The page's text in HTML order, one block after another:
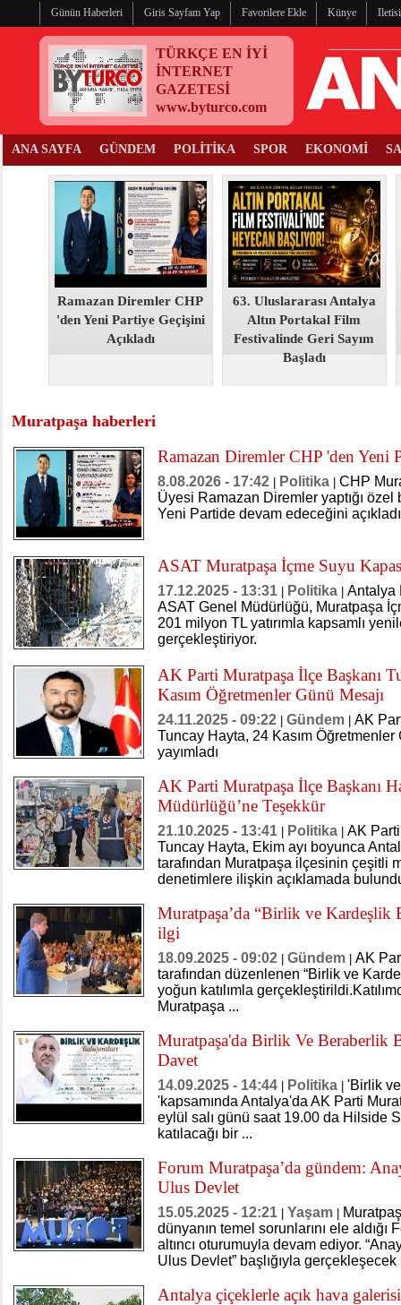
Günün Haberleri Giris Sayfam Yap Favorilere Ekle Künye
TÜRKÇE EN İYİ
İNTERNET
GAZETESİ
www.byturco.com
ANA SAYFA GÜNDEM POLİTİKA SPOR EKONOMİ
Ramazan Diremler CHP
'den Yeni Partiye Geçişini
Açıkladı
63. Uluslararası Antalya
Altın Portakal Film
Festivalinde Geri Sayım
Başladı
Muratpaşa haberleri
Ramazan Diremler CHP 'den Yeni
8.08.2026 - 17:42 Politika
CHP
Üyesi Ramazan Diremler yaptığı özel
Yeni Partide devam edeceğini
ASAT Muratpaşa İçme Suyu
17.12.2025 - 13:31 Politika
Antalya
ASAT Genel Müdürlüğü, Muratpaşa
201 milyon TL yatırımla kapsamlı
gerçekleştiriyor.
AK Parti Muratpaşa İlçe Başkanı
Kasım Öğretmenler Günü Mesajı
24.11.2025 - 09:22 Gündem
AK
Tuncay Hayta, 24 Kasım Öğretmenler
yayımladı
AK Parti Muratpaşa İlçe Başkanı
Müdürlüğü’ne Teşekkür
21.10.2025 - 13:41 Politika
AK
Tuncay Hayta, Ekim ayı boyunca
tarafından Muratpaşa ilçesinin çeşitli
denetimlere ilişkin açıklamada
Muratpaşa’da “Birlik ve Kardeşlik
ilgi
18.09.2025 - 09:02 Gündem
AK
tarafından düzenlenen “Birlik ve
yoğun katılımla
Muratpaşa ...
Muratpaşa'da Birlik Ve Beraberlik
Davet
14.09.2025 - 14:44 Politika
'Birlik
'kapsamında Antalya'da AK Parti
eylül salı günü saat 19.00 da Hilside
katılacağı bir ...
Forum Muratpaşa’da gündem:
Ulus Devlet
15.05.2025 - 12:21 Yaşam
dünyanın temel sorunlarını ele
altıncı oturumuyla devam ediyor.
Ulus Devlet” başlığıyla gerçekleşecek
Antalya çiçeklerle açık hava